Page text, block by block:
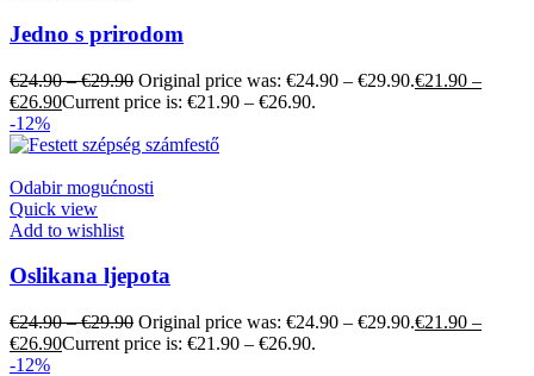
Jedno s prirodom
€24.90–€29.90 Original price was: €24.90 – €29.90.€21.90 –
€26.90Current price is: €21.90 – €26.90.
-12%
Odabir mogućnosti
Quick view
Add to wishlist
Oslikana ljepota
€24.90–€29.90 Original price was: €24.90 – €29.90.€21.90 –
€26.90Current price is: €21.90 – €26.90.
-12%